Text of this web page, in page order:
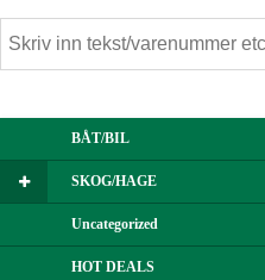
BÅT/BIL
SKOG/HAGE
Uncategorized
HOT DEALS